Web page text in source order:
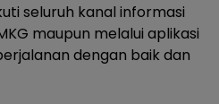
seluruh kanal informasi
maupun melalui aplikasi
dengan baik dan